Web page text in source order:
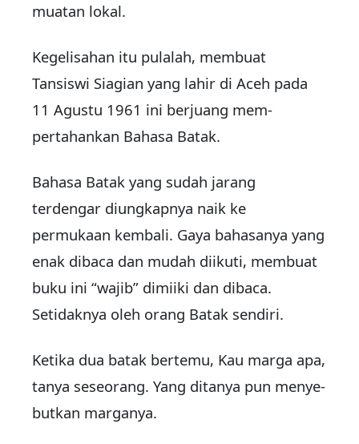
muatan lokal.
Kegelisahan itu pulalah, mem­buat
Tansiswi Siagian yang lahir di Aceh pada
11 Agustu 1961 ini berjuang mem­
pertahankan Bahasa Batak.
Bahasa Batak yang sudah jarang
terdengar diungkapnya naik ke
permukaan kembali. Gaya ba­ha­sanya yang
enak dibaca dan mudah diikuti, membuat
buku ini “wajib” dimiiki dan dibaca.
Setidaknya oleh orang Batak sendiri.
Ketika dua batak bertemu, Kau marga apa,
tanya sese­orang. Yang ditanya pun menye­
butkan marganya.